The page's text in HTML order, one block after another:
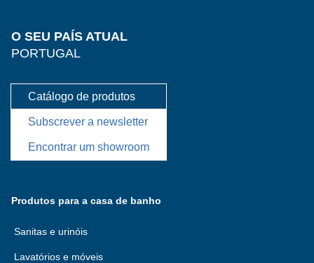
O SEU PAÍS ATUAL
PORTUGAL
Catálogo de produtos
Subscrever a newsletter
Encontrar um showroom
Produtos para a casa de banho
Sanitas e urinóis
Lavatórios e móveis